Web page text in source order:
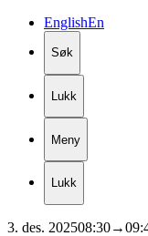
EnglishEn
Søk
Lukk
Meny
Lukk
3. des. 202508:30→